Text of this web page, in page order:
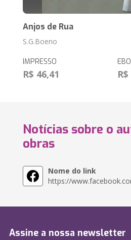
Anjos de Rua
S.G.Boeno
IMPRESSO
R$ 46,41
Notícias sobre o
obras
Nome do link
https://
Assine a nossa newsletter